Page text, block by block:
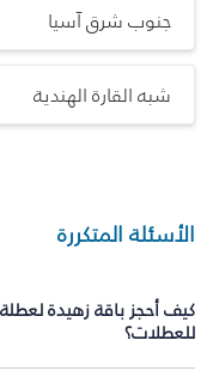
جنوب شرق آسيا
شبه القارة الهندية
الأسئلة المتكررة
كيف أحجز باقة زهيدة
للعطلات؟